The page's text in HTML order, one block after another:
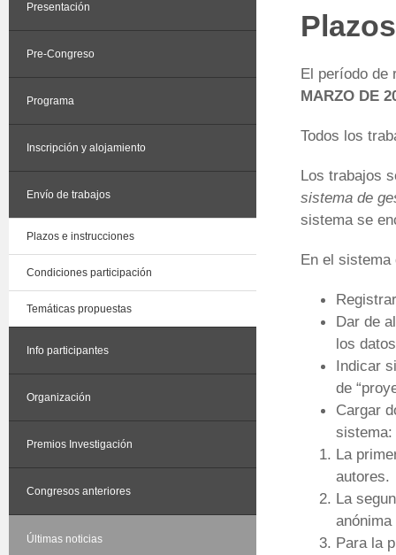
Presentación
Pre-Congreso
Programa
Inscripción y alojamiento
Envío de trabajos
Plazos e instrucciones
Condiciones participación
Temáticas propuestas
Info participantes
Organización
Premios Investigación
Congresos anteriores
Últimas noticias
El período de
MARZO DE
Todos los
Los trabajos
sistema de
sistema se
En el
Dar de
los
Indicar
de
Cargar
sistema:
La
autores.
La
anónima
Para la